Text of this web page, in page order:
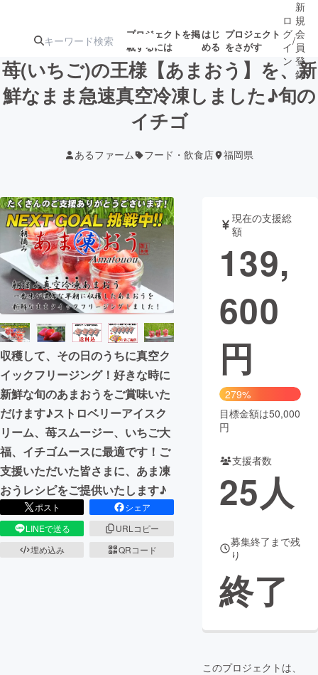
プロジェクトを掲
載するには
はじ
める
プロジェクト
をさがす
注目の新着プロ募集終了が近いプ
テクノロジー・ガジェット
映像・映画 書籍・雑誌
ビジネス・起業 チャレンジ
まちづくり・地域活性化
CAMPFIRE for Social Good
CAMPFIRE Creation
CAMPFIREふるさと納税machi-ya コミュニティ
ロ
グ
イ
ン
/
新
規
会
員
登
録
苺(いちご)の王様【あまおう】を、新
鮮なまま急速真空冷凍しました♪旬の
イチゴ
あるファーム フード・飲食店 福岡県
収穫して、その日のうちに真空ク
イックフリージング！好きな時に
新鮮な旬のあまおうをご賞味いた
だけます♪ストロベリーアイスク
リーム、苺スムージー、いちご大
福、イチゴムースに最適です！ご
支援いただいた皆さまに、あま凍
おうレシピをご提供いたします♪
ポスト
シェア
LINEで送る
URLコピー
埋め込み
QRコード
現在の支援総
額
139,
600
円
279%
目標金額は50,000
円
支援者数
25人
募集終了まで残
り
終了
このプロジェクトは、